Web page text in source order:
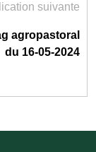
suivante
agropastoral
du 16-05-2024